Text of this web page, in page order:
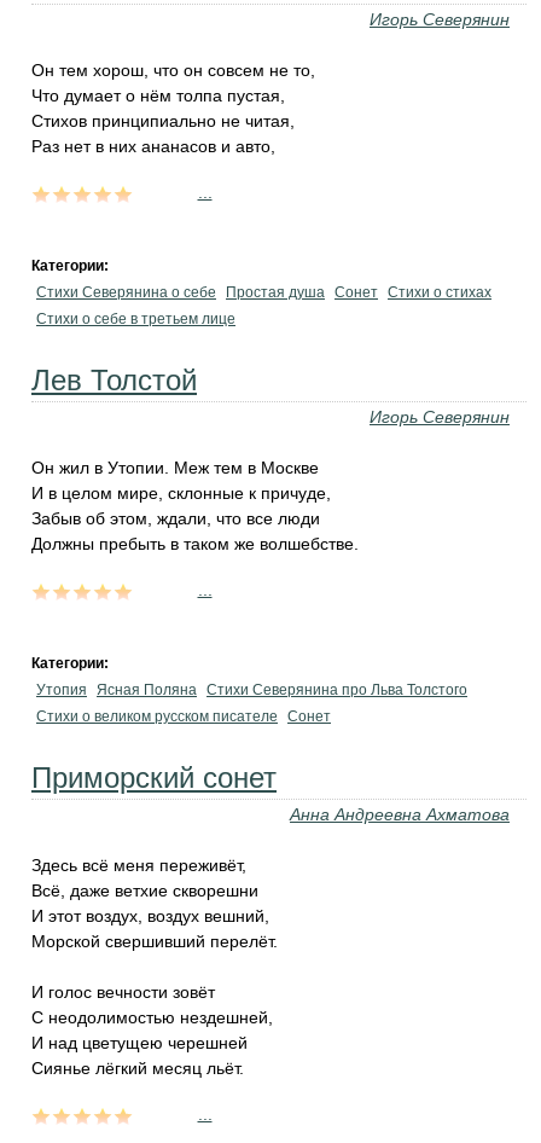
Игорь Северянин
Он тем хорош, что он совсем не то,
Что думает о нём толпа пустая,
Стихов принципиально не читая,
Раз нет в них ананасов и авто,
Категории:
Стихи Северянина о себе
Простая душа Сонет Стихи о стихах
Стихи о себе в третьем лице
Лев Толстой
Игорь Северянин
Он жил в Утопии. Меж тем в Москве
И в целом мире, склонные к причуде,
Забыв об этом, ждали, что все люди
Должны пребыть в таком же волшебстве.
Категории:
Утопия
Ясная Поляна Стихи Северянина про Льва Толстого
Стихи о великом русском писателе
Сонет
Приморский сонет
Анна Андреевна Ахматова
Здесь всё меня переживёт,
Всё, даже ветхие скворешни
И этот воздух, воздух вешний,
Морской свершивший перелёт.
И голос вечности зовёт
С неодолимостью нездешней,
И над цветущею черешней
Сиянье лёгкий месяц льёт.